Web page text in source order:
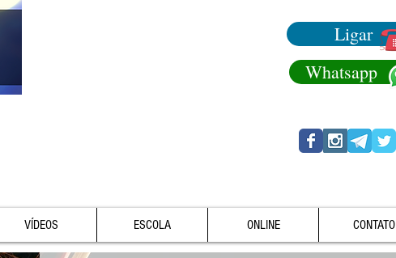
Ligar
Whatsapp
VÍDEOS ESCOLA ONLINE CONTATO